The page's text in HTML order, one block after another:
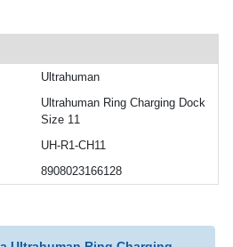
Ultrahuman
Ultrahuman Ring Charging Dock
Size 11
UH-R1-CH11
8908023166128